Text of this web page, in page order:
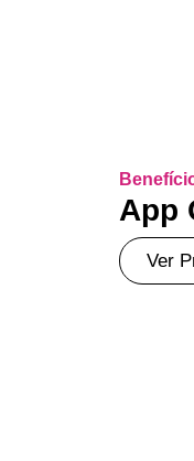
App
Ver